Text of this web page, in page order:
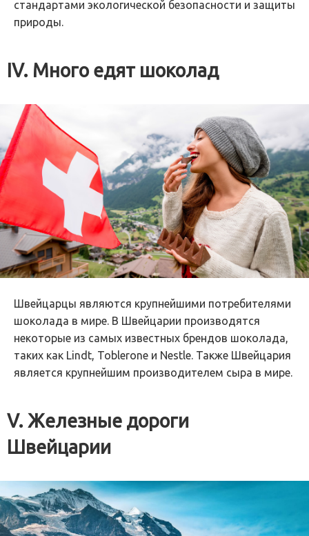
стандартами экологической безопасности и защиты
природы.
IV. Много едят шоколад
Швейцарцы являются крупнейшими потребителями
шоколада в мире. В Швейцарии производятся
некоторые из самых известных брендов шоколада,
таких как Lindt, Toblerone и Nestle. Также Швейцария
является крупнейшим производителем сыра в мире.
V. Железные дороги
Швейцарии